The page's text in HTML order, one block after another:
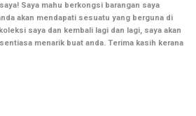
Saya mahu berkongsi barangan saya
akan mendapati sesuatu yang berguna di
saya dan kembali lagi dan lagi, saya akan
menarik buat anda. Terima kasih kerana